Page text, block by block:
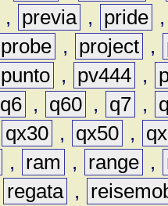
, previa , pride
probe , project ,
punto , pv444 ,
q6 , q60 , q7 ,
qx30 , qx50 ,
, ram , range ,
regata ,